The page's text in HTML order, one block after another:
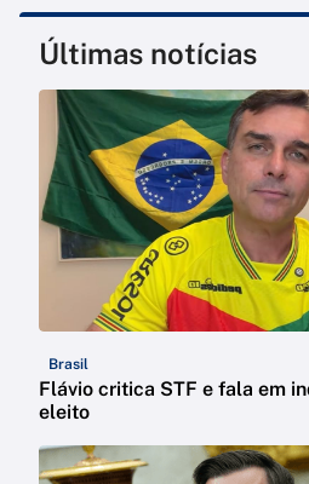
Últimas notícias
Brasil
Flávio critica STF e fala em
eleito